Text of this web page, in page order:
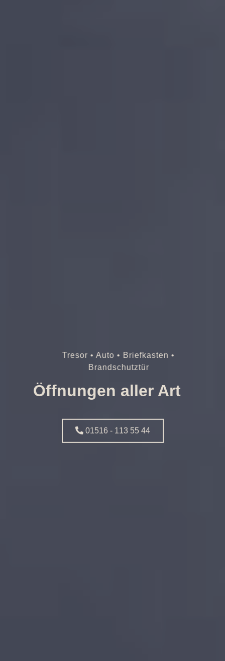
Tresor • Auto • Briefkasten •
Brandschutztür
Öffnungen aller Art
01516 - 113 55 44